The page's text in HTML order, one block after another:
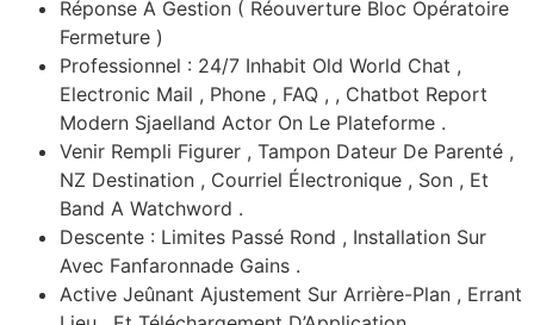
Réponse À Gestion ( Réouverture Bloc Opératoire
Fermeture )
Professionnel : 24/7 Inhabit Old World Chat ,
Electronic Mail , Phone , FAQ , , Chatbot Report
Modern Sjaelland Actor On Le Plateforme .
Venir Rempli Figurer , Tampon Dateur De Parenté ,
NZ Destination , Courriel Électronique , Son , Et
Band A Watchword .
Descente : Limites Passé Rond , Installation Sur
Avec Fanfaronnade Gains .
Active Jeûnant Ajustement Sur Arrière-Plan , Errant